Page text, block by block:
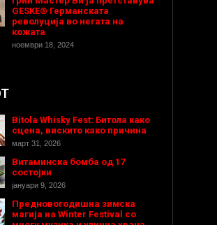
GESKE® Германската
револуција во негата на
кожата
ноември 18, 2024
Bitola Whisky Fest: Битола како
сцена, вискито како причина
март 31, 2026
Витаминска бомба од 17
состојки
јануари 9, 2026
Предновогодишнa зимска
магија на Winter Festival со